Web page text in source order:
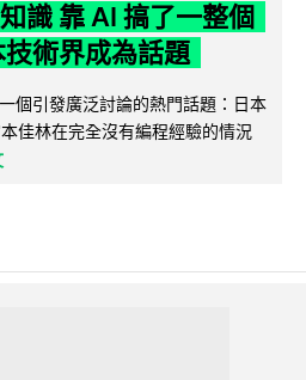
識 靠 AI 搞了一整個
術界成為話題
個引發廣泛討論的熱門話題：日本
佳林在完全沒有編程經驗的情況